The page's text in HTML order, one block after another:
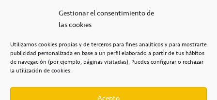
Gestionar el consentimiento de
las cookies
Utilizamos cookies propias y de terceros para fines analíticos y para mostrarte
publicidad personalizada en base a un perfil elaborado a partir de tus hábitos
de navegación (por ejemplo, páginas visitadas). Puedes configurar o rechazar
la utilización de cookies.
secretaria@cbcanarias.es
+34 922 253 684
Casa del Deporte / 38108 – La Laguna